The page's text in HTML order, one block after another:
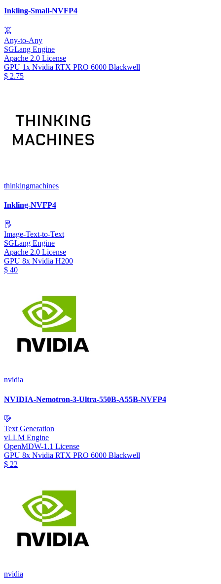
Inkling-Small-NVFP4
Any-to-Any
SGLang Engine
Apache 2.0 License
GPU 1x Nvidia RTX PRO 6000 Blackwell
$ 2.75
thinkingmachines
Inkling-NVFP4
Image-Text-to-Text
SGLang Engine
Apache 2.0 License
GPU 8x Nvidia H200
$ 40
nvidia
NVIDIA-Nemotron-3-Ultra-550B-A55B-NVFP4
Text Generation
vLLM Engine
OpenMDW-1.1 License
GPU 8x Nvidia RTX PRO 6000 Blackwell
$ 22
nvidia